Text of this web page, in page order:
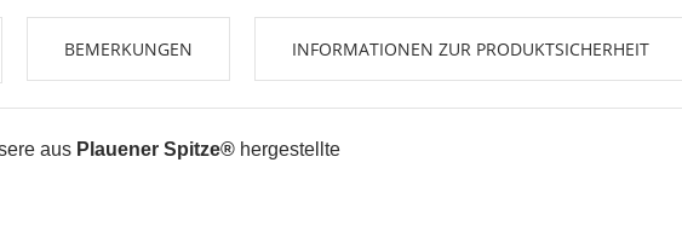
BEMERKUNGEN INFORMATIONEN ZUR PRODUKTSICHERHEIT
aus Plauener Spitze® hergestellte